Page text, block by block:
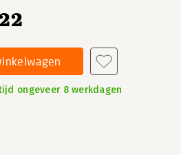
ongeveer 8 werkdagen